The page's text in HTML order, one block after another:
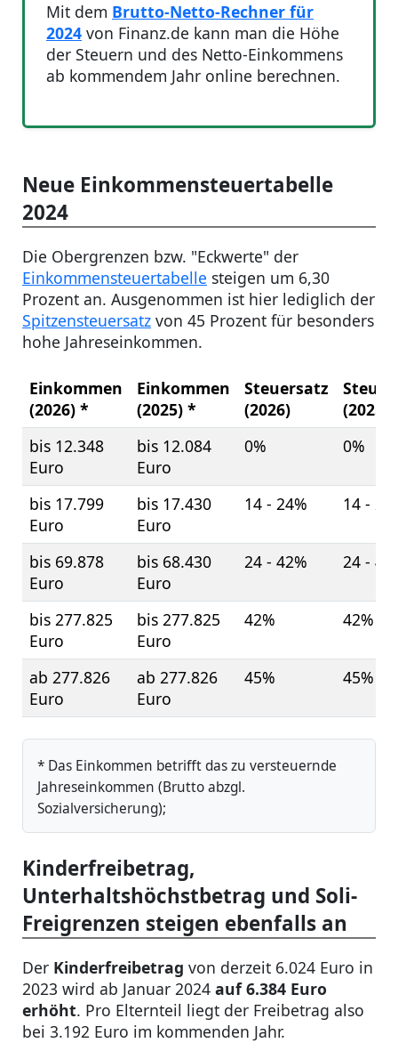
Mit dem Brutto-Netto-Rechner für
2024 von Finanz.de kann man die Höhe
der Steuern und des Netto-Einkommens
ab kommendem Jahr online berechnen.
Neue Einkommensteuertabelle
2024
Die Obergrenzen bzw. "Eckwerte" der
Einkommensteuertabelle steigen um 6,30
Prozent an. Ausgenommen ist hier lediglich der
Spitzensteuersatz von 45 Prozent für besonders
hohe Jahreseinkommen.
Einkommen
(2026) *
Einkommen
(2025) *
Steuersatz
(2026)
(2025)
bis 12.348
Euro
bis 12.084
Euro
0% 0%
bis 17.799
Euro
bis 17.430
Euro
14 - 24% 14 -
bis 69.878
Euro
bis 68.430
Euro
24 - 42% 24 -
bis 277.825
Euro
bis 277.825
Euro
42% 42%
ab 277.826
Euro
ab 277.826
Euro
45% 45%
* Das Einkommen betrifft das zu versteuernde
Jahreseinkommen (Brutto abzgl.
Sozialversicherung);
Kinderfreibetrag,
Unterhaltshöchstbetrag und Soli-
Freigrenzen steigen ebenfalls an
Der Kinderfreibetrag von derzeit 6.024 Euro in
2023 wird ab Januar 2024 auf 6.384 Euro
erhöht. Pro Elternteil liegt der Freibetrag also
bei 3.192 Euro im kommenden Jahr.